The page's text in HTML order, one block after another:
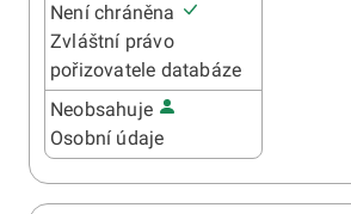
Není chráněna
Zvláštní právo
pořizovatele databáze
Neobsahuje
Osobní údaje